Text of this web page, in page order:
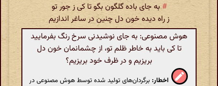
#به جای باده گلگون بگو تا کی ز جور تو
ز راه دیده خون دل چنین در ساغر اندازیم
هوش مصنوعی: به جای نوشیدنی سرخ رنگ بفرمایید
تا کی باید به خاطر ظلم تو، از چشمانمان خون دل
بریزیم و در ظرف خود بریزیم؟
اخطار: برگردان‌های تولید شده توسط هوش مصنوعی در